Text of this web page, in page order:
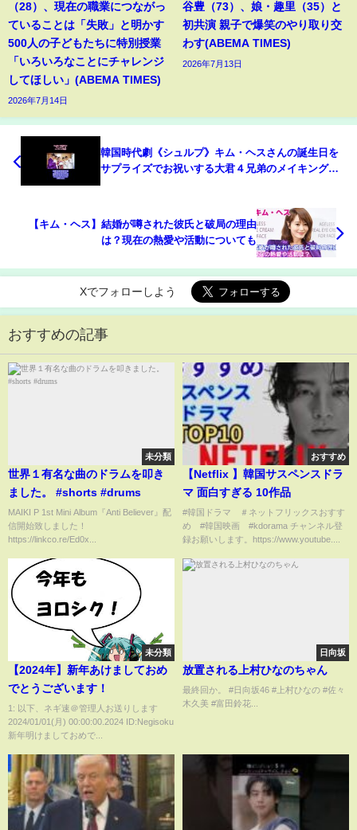
（28）、現在の職業につながっ
ていることは「失敗」と明かす
500人の子どもたちに特別授業
「いろいろなことにチャレンジ
してほしい」(ABEMA TIMES)
2026年7月14日
谷豊（73）、娘・趣里（35）と
初共演 親子で爆笑のやり取り交
わす(ABEMA TIMES)
2026年7月13日
韓国時代劇《シュルプ》キム・ヘスさんの誕生日を
サプライズでお祝いする大君４兄弟のメイキング映
【キム・ヘス】結婚が噂された彼氏と破局の理由
は？現在の熱愛や活動についても
Xでフォローしよう
おすすめの記事
未分類
世界１有名な曲のドラムを叩き
ました。 #shorts #drums
MAIKI P 1st Mini Album『Anti Believer』配
信開始致しました！
https://linkco.re/Ed0x...
おすすめ
【Netflix 】韓国サスペンスドラ
マ 面白すぎる 10作品
#韓国ドラマ ＃ネットフリックスおすす
め #韓国映画 #kdorama チャンネル登
録お願いします。https://www.youtube....
未分類
【2024年】新年あけましておめ
でとうございます！
1: 以下、ネギ速＠管理人お送りします
2024/01/01(月) 00:00:00.2024 ID:Negisoku
新年明けましておめで...
日向坂
放置される上村ひなのちゃん
最終回か。 #日向坂46 #上村ひなの #佐々
木久美 #富田鈴花...